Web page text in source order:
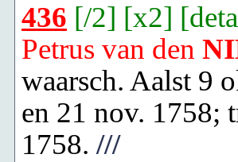
436 [/2] [x2] [
Petrus van den
waarsch. Aalst 9
en 21 nov. 1758;
1758. ///